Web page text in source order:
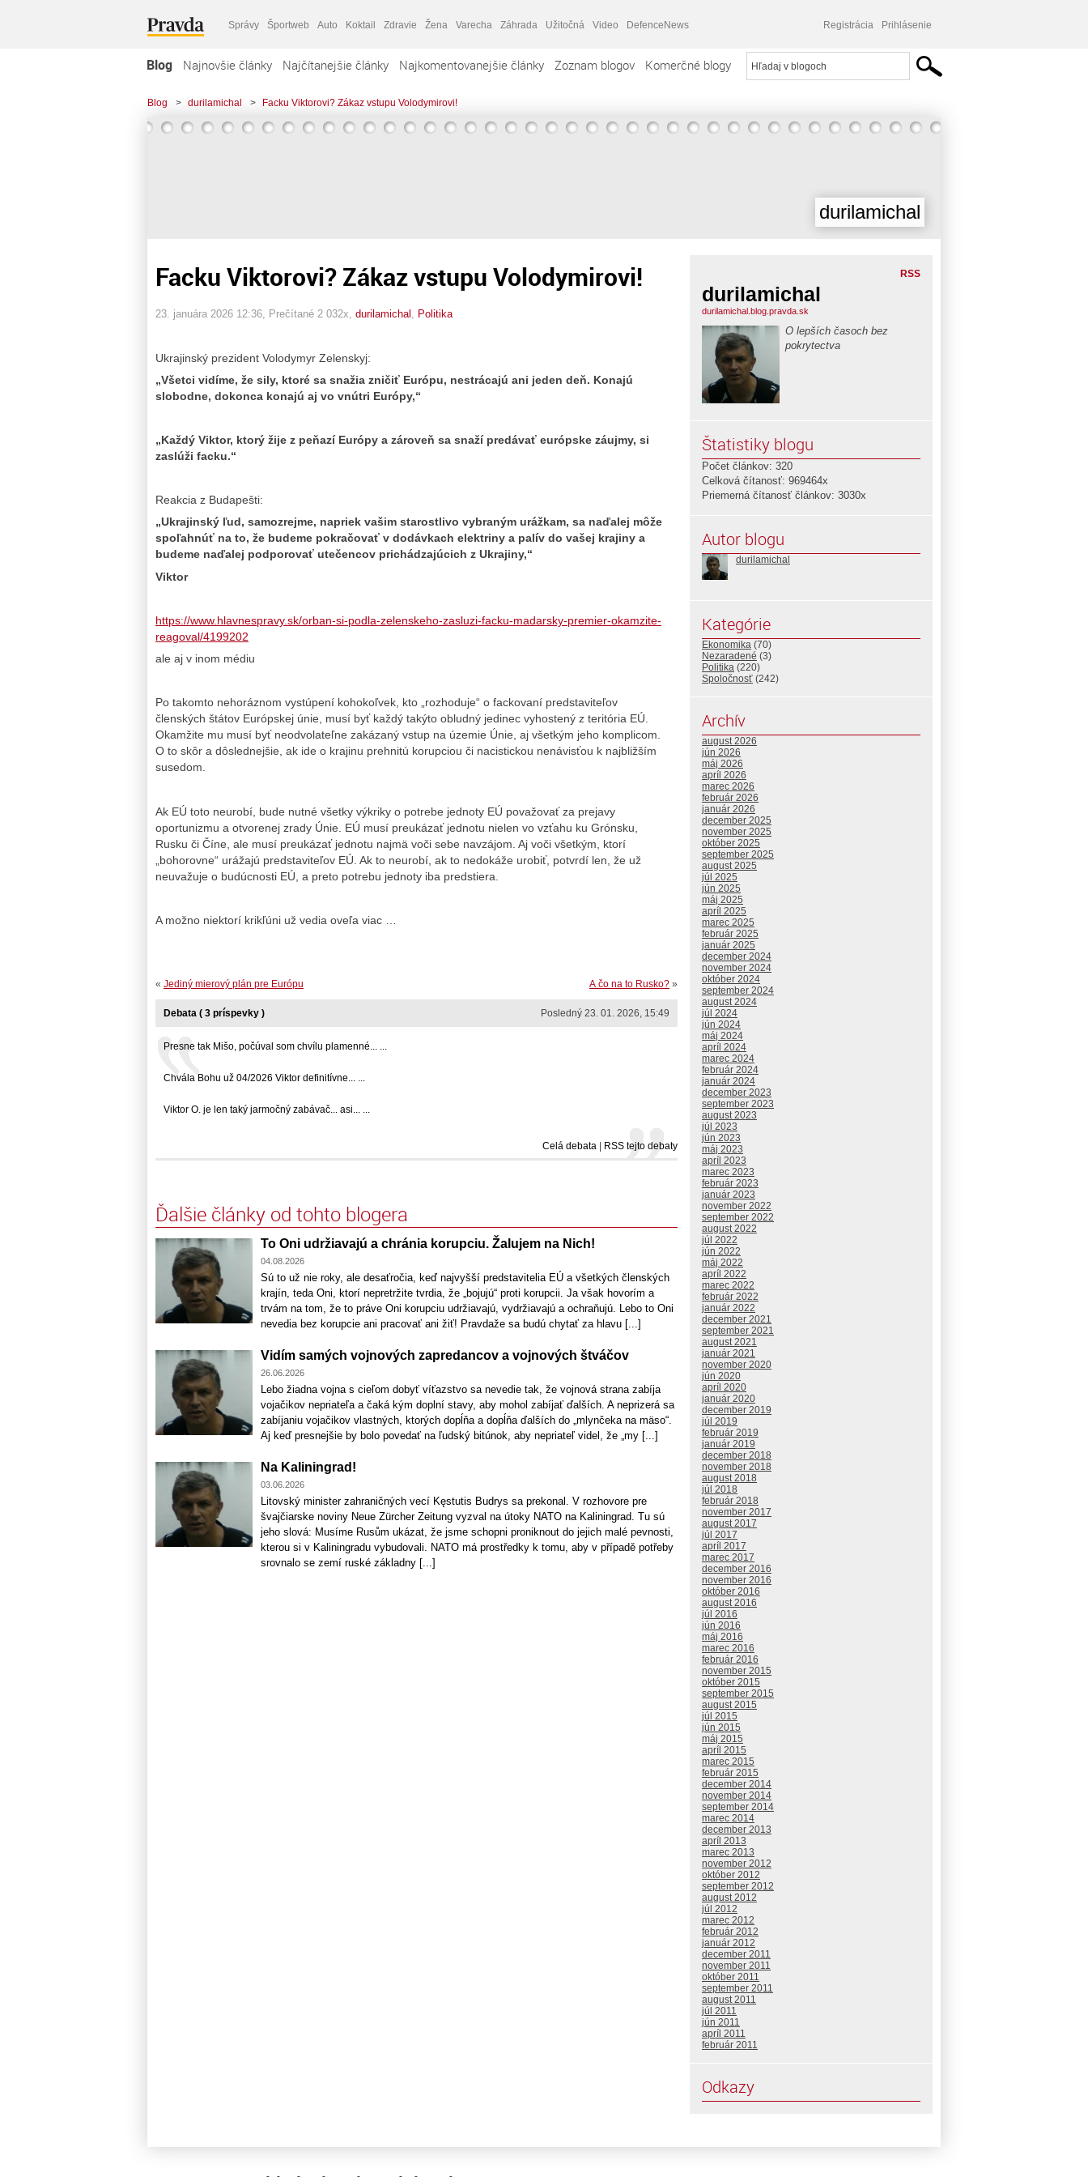
Správy Športweb Auto Koktail Zdravie Žena Varecha Záhrada Užitočná Video DefenceNews Registrácia Prihlásenie
Blog Najnovšie články Najčítanejšie články Najkomentovanejšie články Zoznam blogov Komerčné blogy
Blog > durilamichal > Facku Viktorovi? Zákaz vstupu Volodymirovi!
durilamichal
Facku Viktorovi? Zákaz vstupu Volodymirovi!
23. januára 2026 12:36 , Prečítané 2 032x, durilamichal Politika
Ukrajinský prezident Volodymyr Zelenskyj:
„Všetci vidíme, že sily, ktoré sa snažia zničiť Európu, nestrácajú ani jeden deň. Konajú
slobodne, dokonca konajú aj vo vnútri Európy,“
„Každý Viktor, ktorý žije z peňazí Európy a zároveň sa snaží predávať európske záujmy, si
zaslúži facku.“
Reakcia z Budapešti:
„Ukrajinský ľud, samozrejme, napriek vašim starostlivo vybraným urážkam, sa naďalej môže
spoľahnúť na to, že budeme pokračovať v dodávkach elektriny a palív do vašej krajiny a
budeme naďalej podporovať utečencov prichádzajúcich z Ukrajiny,“
Viktor
https://www.hlavnespravy.sk/orban-si-podla-zelenskeho-zasluzi-facku-madarsky-premier-okamzite-
reagoval/4199202
ale aj v inom médiu
Po takomto nehoráznom vystúpení kohokoľvek, kto „rozhoduje“ o fackovaní predstaviteľov
členských štátov Európskej únie, musí byť každý takýto obludný jedinec vyhostený z teritória EÚ.
Okamžite mu musí byť neodvolateľne zakázaný vstup na územie Únie, aj všetkým jeho komplicom.
O to skôr a dôslednejšie, ak ide o krajinu prehnitú korupciou či nacistickou nenávisťou k najbližším
susedom.
Ak EÚ toto neurobí, bude nutné všetky výkriky o potrebe jednoty EÚ považovať za prejavy
oportunizmu a otvorenej zrady Únie. EÚ musí preukázať jednotu nielen vo vzťahu ku Grónsku,
Rusku či Číne, ale musí preukázať jednotu najmä voči sebe navzájom. Aj voči všetkým, ktorí
„bohorovne“ urážajú predstaviteľov EÚ. Ak to neurobí, ak to nedokáže urobiť, potvrdí len, že už
neuvažuje o budúcnosti EÚ, a preto potrebu jednoty iba predstiera.
A možno niektorí krikľúni už vedia oveľa viac …
A čo na to Rusko? »
« Jediný mierový plán pre Európu
Posledný 23. 01. 2026, 15:49
Debata ( 3 príspevky )
Presne tak Mišo, počúval som chvílu plamenné... ...
Chvála Bohu už 04/2026 Viktor definitívne... ...
Viktor O. je len taký jarmočný zabávač... asi... ...
Celá debata RSS tejto debaty
Ďalšie články od tohto blogera
To Oni udržiavajú a chránia korupciu. Žalujem na Nich!
04.08.2026
Sú to už nie roky, ale desaťročia, keď najvyšší predstavitelia EÚ a všetkých členských
krajín, teda Oni, ktorí nepretržite tvrdia, že „bojujú“ proti korupcii. Ja však hovorím a
trvám na tom, že to práve Oni korupciu udržiavajú, vydržiavajú a ochraňujú. Lebo to Oni
nevedia bez korupcie ani pracovať ani žiť! Pravdaže sa budú chytať za hlavu [...]
Vidím samých vojnových zapredancov a vojnových štváčov
26.06.2026
Lebo žiadna vojna s cieľom dobyť víťazstvo sa nevedie tak, že vojnová strana zabíja
vojačikov nepriateľa a čaká kým doplní stavy, aby mohol zabíjať ďalších. A neprizerá sa
zabíjaniu vojačikov vlastných, ktorých dopĺňa a dopĺňa ďalších do „mlynčeka na mäso“.
Aj keď presnejšie by bolo povedať na ľudský bitúnok, aby nepriateľ videl, že „my [...]
Na Kaliningrad!
03.06.2026
Litovský minister zahraničných vecí Kęstutis Budrys sa prekonal. V rozhovore pre
švajčiarske noviny Neue Zürcher Zeitung vyzval na útoky NATO na Kaliningrad. Tu sú
jeho slová: Musíme Rusům ukázat, že jsme schopni proniknout do jejich malé pevnosti,
kterou si v Kaliningradu vybudovali. NATO má prostředky k tomu, aby v případě potřeby
srovnalo se zemí ruské základny [...]
RSS
durilamichal
durilamichal.blog.pravda.sk
O lepších časoch bez
pokrytectva
Štatistiky blogu
Počet článkov: 320
Celková čítanosť: 969464x
Priemerná čítanosť článkov: 3030x
Autor blogu
durilamichal
Kategórie
Ekonomika (70)
Nezaradené (3)
Politika (220)
Spoločnosť (242)
Archív
august 2026
jún 2026
máj 2026
apríl 2026
marec 2026
február 2026
január 2026
december 2025
november 2025
október 2025
september 2025
august 2025
júl 2025
jún 2025
máj 2025
apríl 2025
marec 2025
február 2025
január 2025
december 2024
november 2024
október 2024
september 2024
august 2024
júl 2024
jún 2024
máj 2024
apríl 2024
marec 2024
február 2024
január 2024
december 2023
september 2023
august 2023
júl 2023
jún 2023
máj 2023
apríl 2023
marec 2023
február 2023
január 2023
november 2022
september 2022
august 2022
júl 2022
jún 2022
máj 2022
apríl 2022
marec 2022
február 2022
január 2022
december 2021
september 2021
august 2021
január 2021
november 2020
jún 2020
apríl 2020
január 2020
december 2019
júl 2019
február 2019
január 2019
december 2018
november 2018
august 2018
júl 2018
február 2018
november 2017
august 2017
júl 2017
apríl 2017
marec 2017
december 2016
november 2016
október 2016
august 2016
júl 2016
jún 2016
máj 2016
marec 2016
február 2016
november 2015
október 2015
september 2015
august 2015
júl 2015
jún 2015
máj 2015
apríl 2015
marec 2015
február 2015
december 2014
november 2014
september 2014
marec 2014
december 2013
apríl 2013
marec 2013
november 2012
október 2012
september 2012
august 2012
júl 2012
marec 2012
február 2012
január 2012
december 2011
november 2011
október 2011
september 2011
august 2011
júl 2011
jún 2011
apríl 2011
február 2011
Odkazy